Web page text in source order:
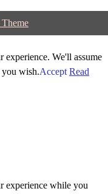
experience. We'll assume
wish.Accept Read
experience while you